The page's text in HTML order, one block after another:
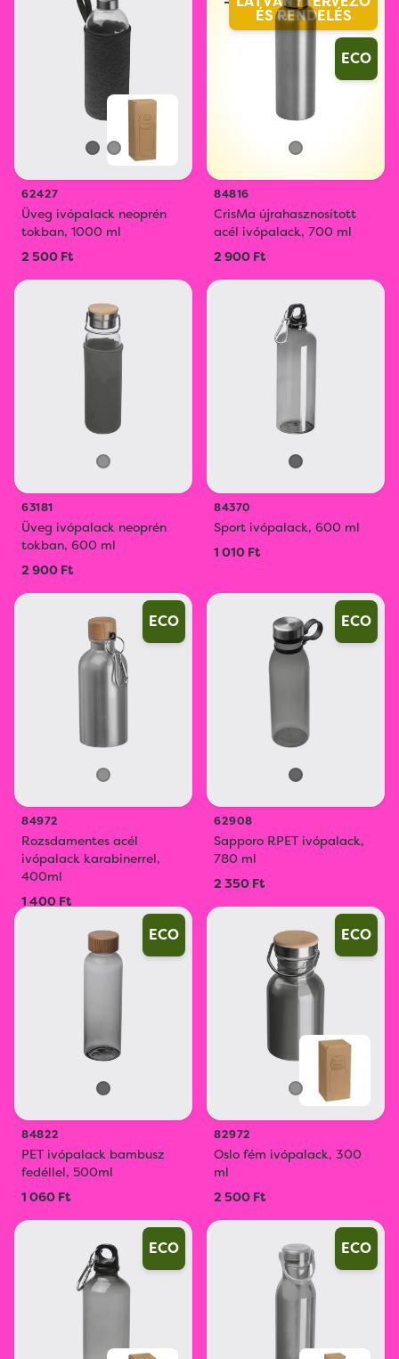
62427
Üveg ivópalack neoprén
tokban, 1000 ml
2 500 Ft
ÉS RENDELÉS
ECO
84816
CrisMa újrahasznosított
acél ivópalack, 700 ml
2 900 Ft
63181
Üveg ivópalack neoprén
tokban, 600 ml
2 900 Ft
84370
Sport ivópalack, 600 ml
1 010 Ft
ECO
84972
Rozsdamentes acél
ivópalack karabinerrel,
400ml
1 400 Ft
ECO
62908
Sapporo RPET ivópalack,
780 ml
2 350 Ft
ECO
84822
PET ivópalack bambusz
fedéllel, 500ml
1 060 Ft
ECO
82972
Oslo fém ivópalack, 300
ml
2 500 Ft
ECO ECO